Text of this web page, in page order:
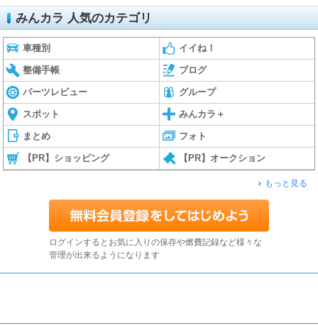
みんカラ 人気のカテゴリ
車種別 イイね！
整備手帳 ブログ
パーツレビュー グループ
スポット みんカラ＋
まとめ フォト
【PR】ショッピング 【PR】オークション
もっと見る
ログインするとお気に入りの保存や燃費記録など様々な
管理が出来るようになります